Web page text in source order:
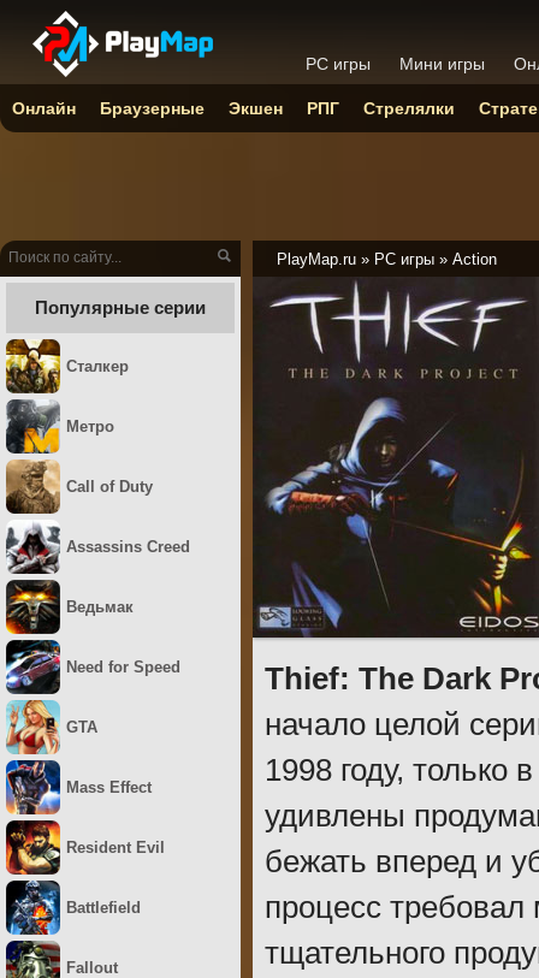
PlayMap.ru » PC игры » Action
Thief: The Dark
начало целой
1998 году,
удивлены
бежать вперед и
процесс
тщательного
Популярные серии
Сталкер
Метро
Call of Duty
Assassins Creed
Ведьмак
Need for Speed
GTA
Mass Effect
Resident Evil
Battlefield
Fallout
PC игры Мини игры
Онлайн Браузерные Экшен РПГ Стрелялки